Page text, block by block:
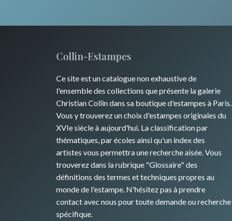
Collin-Estampes
Ce site est un catalogue non exhaustive de
l'ensemble des collections que présente la galerie
Christian Collin dans sa boutique d'estampes à Paris.
Vous y trouverez un choix d'estampes originales du
XVIe siècle à aujourd'hui. La classification par
thématiques, par écoles ainsi qu'un index des
artistes vous permettra une recherche aisée. Vous
trouverez dans la rubrique "Glossaire" des
définitions des termes et techniques propres au
monde de l'estampe. N'hésitez pas à prendre
contact avec nous pour toute demande ou recherche
spécifique.